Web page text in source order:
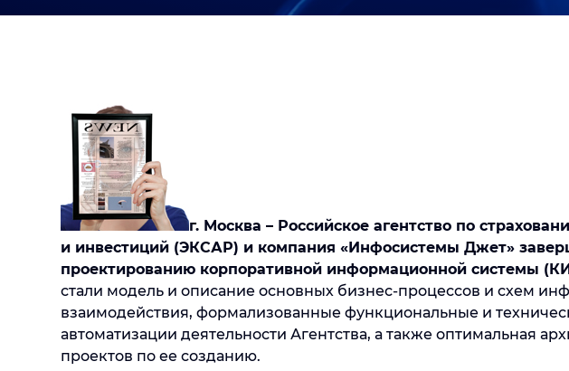
г. Москва – Российское агентство по
и инвестиций (ЭКСАР) и компания «Инфосистемы Джет»
проектированию корпоративной информационной системы
стали модель и описание основных бизнес-процессов и схем
взаимодействия, формализованные функциональные и
автоматизации деятельности Агентства, а также оптимальная
проектов по ее созданию.